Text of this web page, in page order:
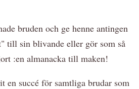
bruden och ge henne antingen
till sin blivande eller gör som så
:en almanacka till maken!
en succé för samtliga brudar som